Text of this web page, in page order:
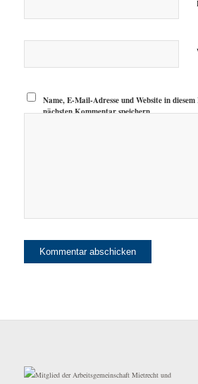
Name, E-Mail-Adresse und Website in
nächsten Kommentar speichern.